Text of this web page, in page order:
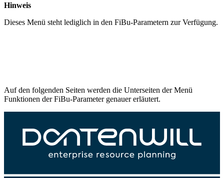
Hinweis
Dieses Menü steht lediglich in den FiBu-Parametern zur Verfügung.
Auf den folgenden Seiten werden die Unterseiten der Menü
Funktionen der FiBu-Parameter genauer erläutert.